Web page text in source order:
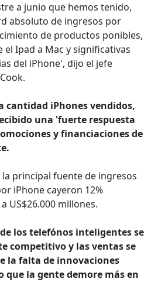
a junio que hemos tenido,
absoluto de ingresos por
de productos ponibles,
el Ipad a Mac y significativas
del iPhone', dijo el jefe
cantidad iPhones vendidos,
una 'fuerte respuesta
y financiaciones de
principal fuente de ingresos
iPhone cayeron 12%
US$26.000 millones.
los telefónos inteligentes se
competitivo y las ventas se
la falta de innovaciones
la gente demore más en